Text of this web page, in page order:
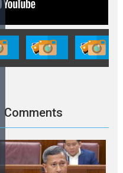
Comments